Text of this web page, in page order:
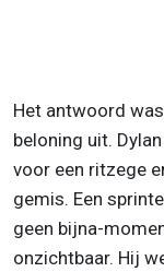
Het antwoord
beloning uit.
voor een ritzege
gemis. Een
geen bijna-
onzichtbaar. Hij